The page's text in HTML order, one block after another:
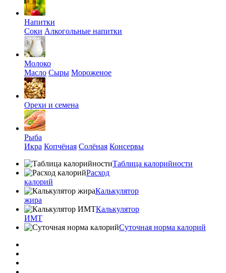
Напитки
Соки Алкогольные напитки
Молоко
Масло Сыры Мороженое
Орехи и семена
Рыба
Икра Копчёная Солёная Консервы
Таблица калорийности
Расход
калорий
Калькулятор
жира
Калькулятор
ИМТ
Суточная норма калорий